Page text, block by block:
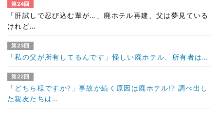
第24回
「肝試しで忍び込む輩が…」廃ホテル再建、父は夢見ている
けれど…
第23回
「私の父が所有してるんです」怪しい廃ホテル、所有者は…
第22回
「どちら様ですか?」事故が続く原因は廃ホテル!? 調べ出し
た親友たちは…